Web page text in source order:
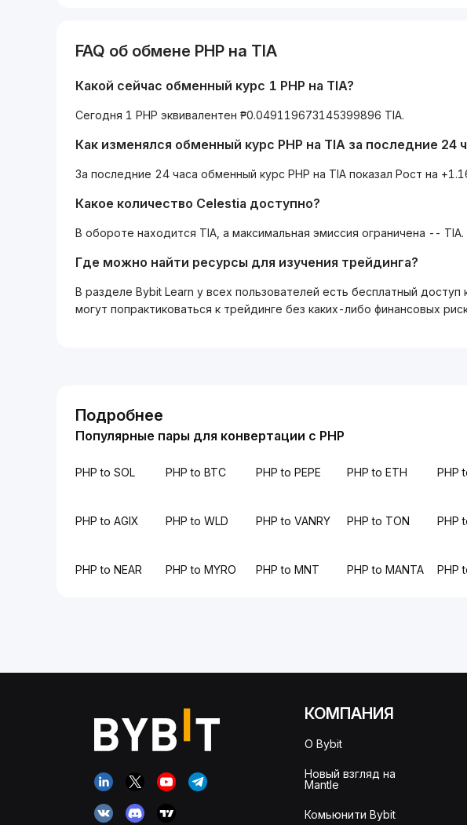
FAQ об обмене PHP на TIA
Какой сейчас обменный курс 1 PHP на TIA?
Сегодня 1 PHP эквивалентен ₱0.049119673145399896 TIA.
Как изменялся обменный курс PHP на TIA за последние 24
За последние 24 часа обменный курс PHP на TIA показал Рост на
Какое количество Celestia доступно?
В обороте находится TIA, а максимальная эмиссия ограничена -- TIA.
Где можно найти ресурсы для изучения трейдинга?
В разделе Bybit Learn у всех пользователей есть бесплатный
могут попрактиковаться к трейдинге без каких-либо финансовых
Подробнее
Популярные пары для конвертации с PHP
PHP to SOL PHP to BTC PHP to PEPE PHP to ETH PHP
PHP to AGIX PHP to WLD PHP to VANRY PHP to TON PHP
PHP to NEAR PHP to MYRO PHP to MNT PHP to MANTA PHP
КОМПАНИЯ
О Bybit
Новый взгляд на
Mantle
Комьюнити Bybit